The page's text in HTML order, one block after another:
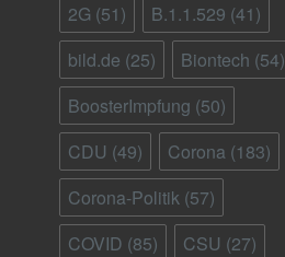
2G (51) B.1.1.529 (41)
bild.de (25) Biontech (54)
BoosterImpfung (50)
CDU (49) Corona (183)
Corona-Politik (57)
COVID (85) CSU (27)